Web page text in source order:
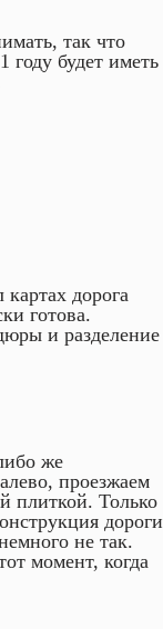
так что
году будет иметь
дорога
готова.
и разделение
же
проезжаем
плиткой. Только
дороги
не так.
момент, когда